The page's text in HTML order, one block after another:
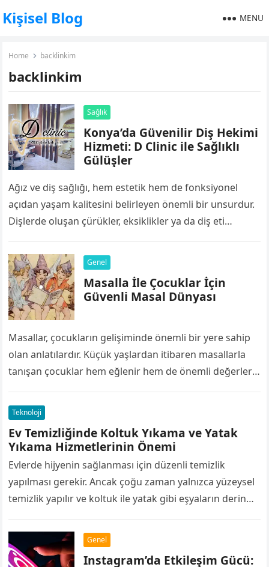
Kişisel Blog MENU
Home backlinkim
backlinkim
Sağlık
Konya’da Güvenilir Diş Hekimi
Hizmeti: D Clinic ile Sağlıklı
Gülüşler
Ağız ve diş sağlığı, hem estetik hem de fonksiyonel
açıdan yaşam kalitesini belirleyen önemli bir unsurdur.
Dişlerde oluşan çürükler, eksiklikler ya da diş eti
Genel
Masalla İle Çocuklar İçin
Güvenli Masal Dünyası
Masallar, çocukların gelişiminde önemli bir yere sahip
olan anlatılardır. Küçük yaşlardan itibaren masallarla
tanışan çocuklar hem eğlenir hem de önemli değerler
Teknoloji
Ev Temizliğinde Koltuk Yıkama ve Yatak
Yıkama Hizmetlerinin Önemi
Evlerde hijyenin sağlanması için düzenli temizlik
yapılması gerekir. Ancak çoğu zaman yalnızca yüzeysel
temizlik yapılır ve koltuk ile yatak gibi eşyaların derin
Genel
Instagram’da Etkileşim Gücü: